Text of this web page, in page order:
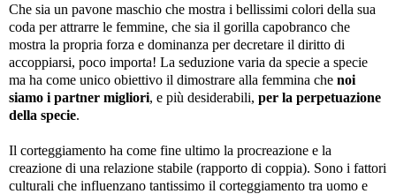
Che sia un pavone maschio che mostra i bellissimi colori della sua
coda per attrarre le femmine, che sia il gorilla capobranco che
mostra la propria forza e dominanza per decretare il diritto di
accoppiarsi, poco importa! La seduzione varia da specie a specie
ma ha come unico obiettivo il dimostrare alla femmina che noi
siamo i partner migliori, e più desiderabili, per la perpetuazione
della specie.
Il corteggiamento ha come fine ultimo la procreazione e la
creazione di una relazione stabile (rapporto di coppia). Sono i fattori
culturali che influenzano tantissimo il corteggiamento tra uomo e